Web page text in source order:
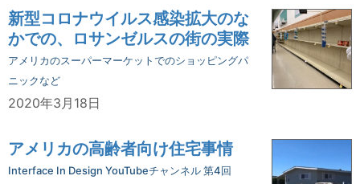
新型コロナウイルス感染拡大のな
かでの、ロサンゼルスの街の実際
アメリカのスーパーマーケットでのショッピングパ
ニックなど
2020年3月18日
アメリカの高齢者向け住宅事情
Interface In Design YouTubeチャンネル 第4回